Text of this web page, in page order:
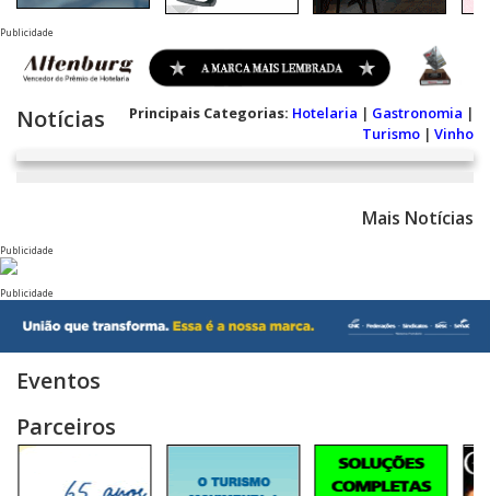
Publicidade
Notícias Principais Categorias: Hotelaria | Gastronomia |
Turismo | Vinho
Mais Notícias
Publicidade
Publicidade
Eventos
Parceiros